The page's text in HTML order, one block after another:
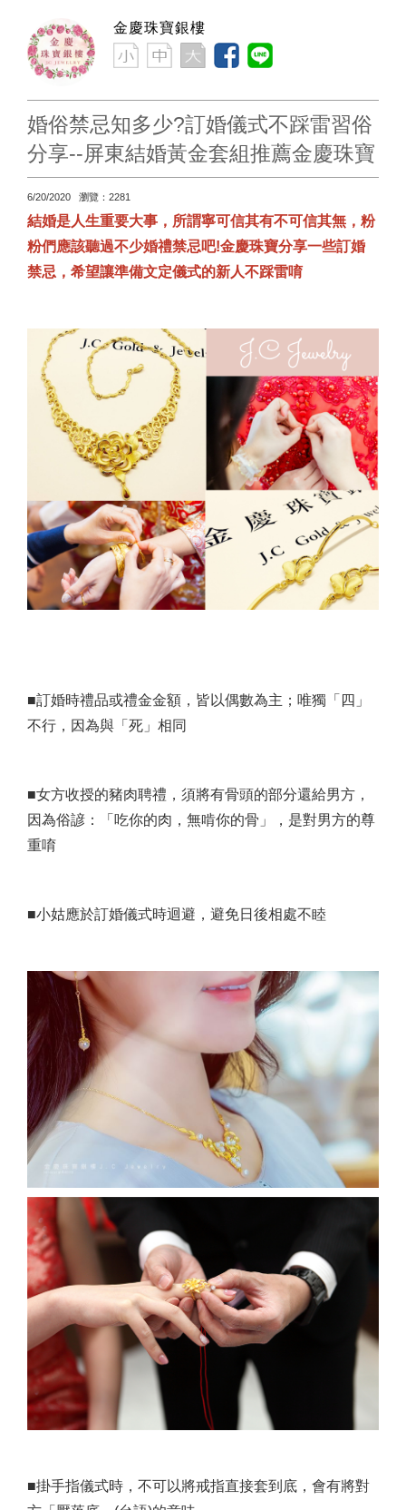
金慶珠寶銀樓
婚俗禁忌知多少?訂婚儀式不踩雷習俗
分享--屏東結婚黃金套組推薦金慶珠寶
6/20/2020 瀏覽：2281
結婚是人生重要大事，所謂寧可信其有不可信其無，粉
粉們應該聽過不少婚禮禁忌吧!金慶珠寶分享一些訂婚
禁忌，希望讓準備文定儀式的新人不踩雷唷
■訂婚時禮品或禮金金額，皆以偶數為主；唯獨「四」
不行，因為與「死」相同
■女方收授的豬肉聘禮，須將有骨頭的部分還給男方，
因為俗諺：「吃你的肉，無啃你的骨」，是對男方的尊
重唷
■小姑應於訂婚儀式時迴避，避免日後相處不睦
■掛手指儀式時，不可以將戒指直接套到底，會有將對